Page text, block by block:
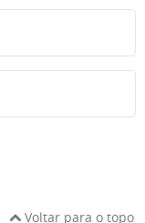
Voltar para o topo